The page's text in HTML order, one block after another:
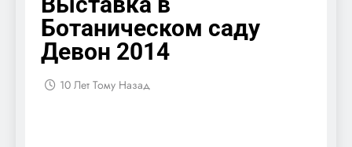
Ботаническом саду
Девон 2014
10 Лет Тому Назад